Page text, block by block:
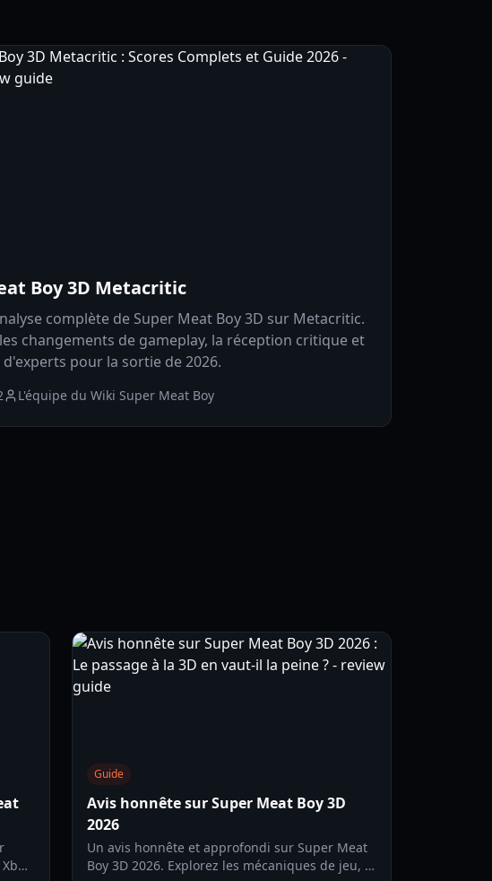
Boy 3D Metacritic
complète de Super Meat Boy 3D sur Metacritic.
changements de gameplay, la réception critique et
d'experts pour la sortie de 2026.
L'équipe du Wiki Super Meat Boy
Guide
Avis honnête sur Super Meat Boy 3D
2026
Un avis honnête et approfondi sur Super Meat
Boy 3D 2026. Explorez les mécaniques de jeu, la